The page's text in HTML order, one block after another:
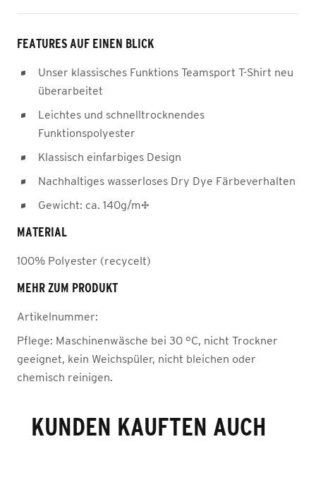
FEATURES AUF EINEN BLICK
Unser klassisches Funktions Teamsport T-Shirt neu
überarbeitet
Leichtes und schnelltrocknendes
Funktionspolyester
Klassisch einfarbiges Design
Nachhaltiges wasserloses Dry Dye Färbeverhalten
Gewicht: ca. 140g/m²
MATERIAL
100% Polyester (recycelt)
MEHR ZUM PRODUKT
Artikelnummer:
Pflege: Maschinenwäsche bei 30 °C, nicht Trockner
geeignet, kein Weichspüler, nicht bleichen oder
chemisch reinigen.
KUNDEN KAUFTEN AUCH